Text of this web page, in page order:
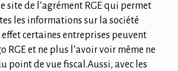
site de l’agrément RGE qui permet
les informations sur la société
effet certaines entreprises peuvent
RGE et ne plus l’avoir voir même ne
point de vue fiscal.Aussi, avec les